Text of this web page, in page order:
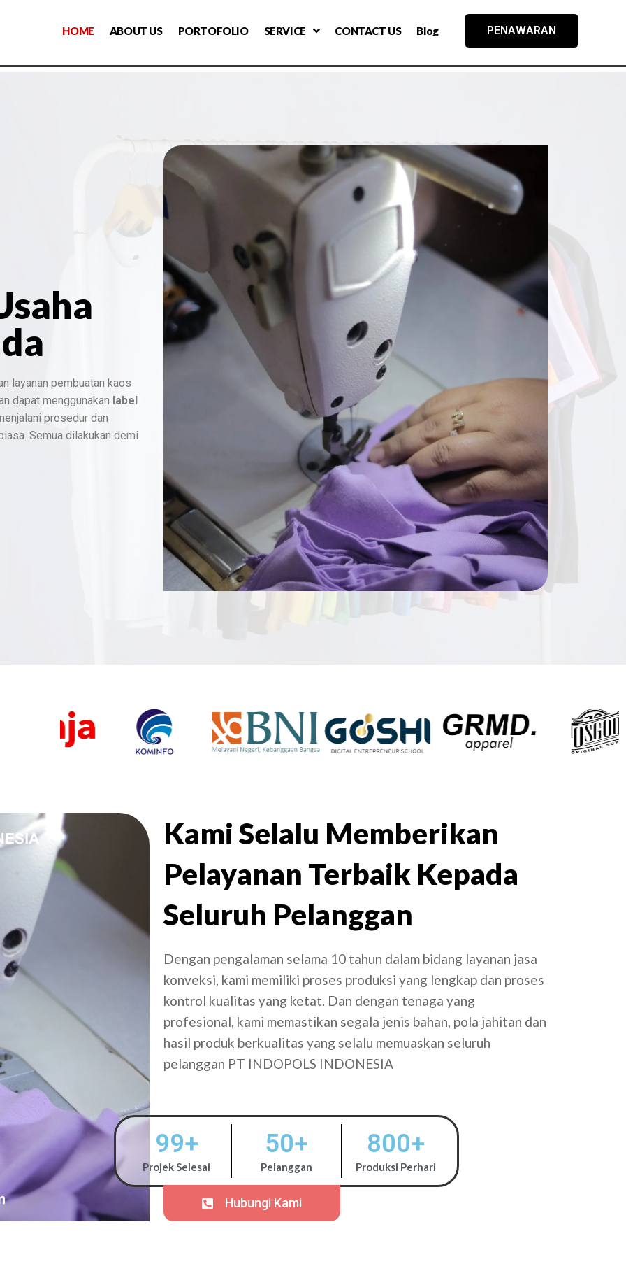
HOME ABOUT US PORTOFOLIO SERVICE CONTACT US Blog PENAWARAN
layanan pembuatan kaos
dapat menggunakan label
prosedur dan
Semua dilakukan demi
Kami Selalu Memberikan
Pelayanan Terbaik Kepada
Seluruh Pelanggan
Dengan pengalaman selama 10 tahun dalam bidang layanan jasa
konveksi, kami memiliki proses produksi yang lengkap dan proses
kontrol kualitas yang ketat. Dan dengan tenaga yang
profesional, kami memastikan segala jenis bahan, pola jahitan dan
hasil produk berkualitas yang selalu memuaskan seluruh
pelanggan PT INDOPOLS INDONESIA
Hubungi Kami
99+
Projek Selesai
50+
Pelanggan
800+
Produksi Perhari